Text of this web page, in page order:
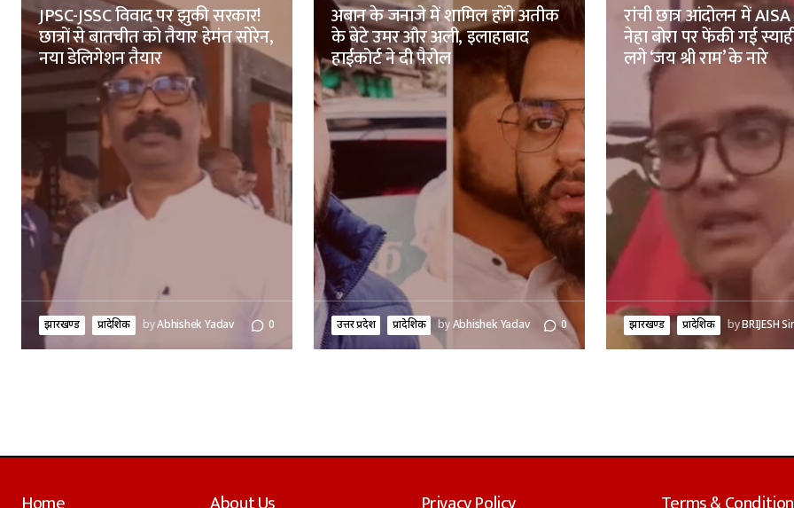
JPSC-JSSC विवाद पर झुकी सरकार!
छात्रों से बातचीत को तैयार हेमंत सोरेन,
नया डेलिगेशन तैयार
झारखण्ड प्रादेशिक byAbhishek Yadav 0
अबान के जनाजे में शामिल होंगे अतीक
के बेटे उमर और अली, इलाहाबाद
हाईकोर्ट ने दी पैरोल
उत्तर प्रदेश प्रादेशिक byAbhishek Yadav 0
रांची छात्र आंदोलन में
नेहा बोरा पर फेंकी गई
लगे ‘जय श्री राम’ के नारे
झारखण्ड प्रादेशिक byBRIJESH